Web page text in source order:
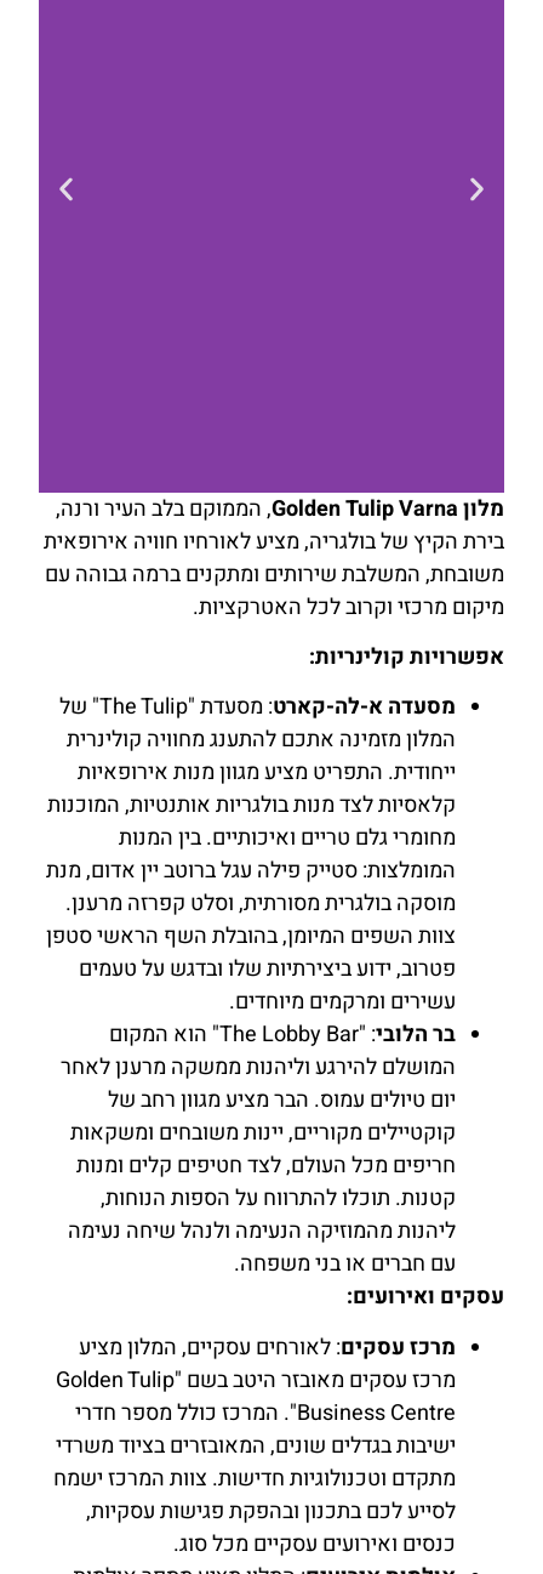
להזמנת
חדר לחצו
כאן
מלון Golden Tulip Varna
, הממוקם בלב העיר ורנה,
בירת הקיץ של בולגריה, מציע לאורחיו חוויה אירופאית
משובחת, המשלבת שירותים ומתקנים ברמה גבוהה עם
מיקום מרכזי וקרוב לכל האטרקציות.
אפשרויות קולינריות:
מסעדה א-לה-קארט
: מסעדת "The Tulip" של
המלון מזמינה אתכם להתענג מחוויה קולינרית
ייחודית. התפריט מציע מגוון מנות אירופאיות
קלאסיות לצד מנות בולגריות אותנטיות, המוכנות
מחומרי גלם טריים ואיכותיים. בין המנות
המומלצות: סטייק פילה עגל ברוטב יין אדום, מנת
מוסקה בולגרית מסורתית, וסלט קפרזה מרענן.
צוות השפים המיומן, בהובלת השף הראשי סטפן
פטרוב, ידוע ביצירתיות שלו ובדגש על טעמים
עשירים ומרקמים מיוחדים.
בר הלובי
: "The Lobby Bar" הוא המקום
המושלם להירגע וליהנות ממשקה מרענן לאחר
יום טיולים עמוס. הבר מציע מגוון רחב של
קוקטיילים מקוריים, יינות משובחים ומשקאות
חריפים מכל העולם, לצד חטיפים קלים ומנות
קטנות. תוכלו להתרווח על הספות הנוחות,
ליהנות מהמוזיקה הנעימה ולנהל שיחה נעימה
עם חברים או בני משפחה.
עסקים ואירועים:
מרכז עסקים: לאורחים עסקיים, המלון מציע
מרכז עסקים מאובזר היטב בשם "Golden Tulip
Business Centre". המרכז כולל מספר חדרי
ישיבות בגדלים שונים, המאובזרים בציוד משרדי
מתקדם וטכנולוגיות חדישות. צוות המרכז ישמח
לסייע לכם בתכנון ובהפקת פגישות עסקיות,
כנסים ואירועים עסקיים מכל סוג.